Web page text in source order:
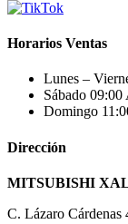
Horarios Ventas
Lunes –
Sábado 09:00
Domingo
Dirección
MITSUBISHI
C. Lázaro